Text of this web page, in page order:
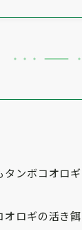
タンボコオロ
オロギの活き